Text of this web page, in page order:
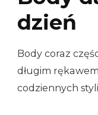
dzień
Body coraz
długim
codziennych